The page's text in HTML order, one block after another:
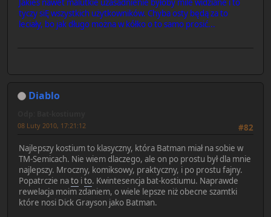
Jakieś nawet malutkie uzasadnienie byłoby mile widziane i to
tyczy siĘ wszystkich użytkowników. Chyba osty będą za to
leciały, bo jak długo można w kółko o to samo prosić...
Diablo
#82
08 Luty 2010, 17:21:12
Najlepszy kostium to klasyczny, która Batman miał na sobie w
TM-Semicach. Nie wiem dlaczego, ale on po prostu był dla mnie
najlepszy. Mroczny, komiksowy, praktyczny, i po prostu fajny.
Popatrczie nato ito. Kwintesencja bat-kostiumu. Naprawde
rewelacja moim zdaniem, o wiele lepsze niż obecne szamtki
które nosi Dick Grayson jako Batman.